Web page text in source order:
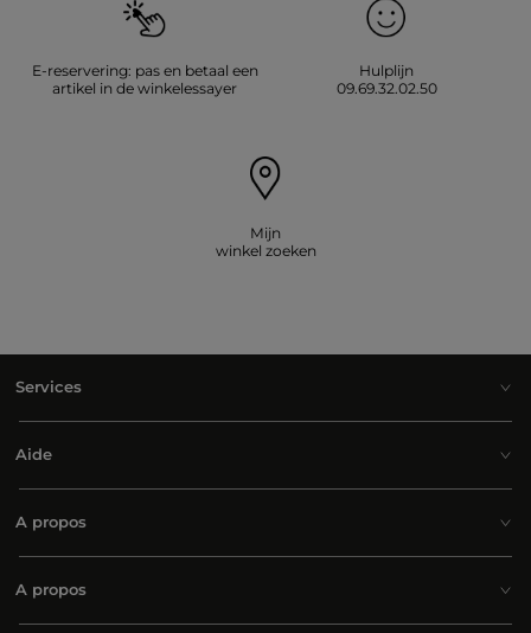
E-reservering: pas en betaal een
artikel in de winkelessayer
Hulplijn
09.69.32.02.50
Mijn
winkel zoeken
Services
Aide
A propos
A propos